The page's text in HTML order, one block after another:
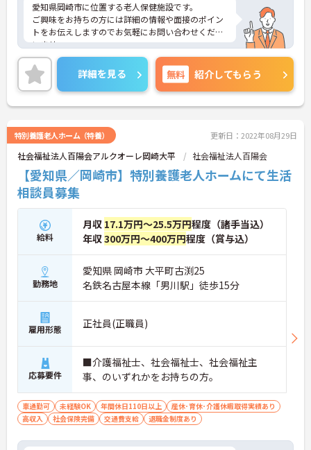
愛知県岡崎市に位置する老人保健施設です。
ご興味をお持ちの方には詳細の情報や面接のポイン
トをお伝えしますのでお気軽にお問い合わせくださ
いませ。
詳細を見る 無料 紹介してもらう
特別養護老人ホーム（特養） 更新日：2022年08月29日
社会福祉法人百陽会アルクオーレ岡崎大平 社会福祉法人百陽会
【愛知県／岡崎市】特別養護老人ホームにて生活
相談員募集
給料
月収 17.1万円～25.5万円程度（諸手当込）
年収300万円～400万円程度（賞与込）
勤務地
愛知県 岡崎市 大平町古渕25
名鉄名古屋本線「男川駅」徒歩15分
雇用形態 正社員(正職員)
応募要件
■介護福祉士、社会福祉士、社会福祉主
事、のいずれかをお持ちの方。
車通勤可 未経験OK 年間休日110日以上
産休･育休･介護休暇取得実績あり
高収入
社会保険完備 交通費支給 退職金制度あり